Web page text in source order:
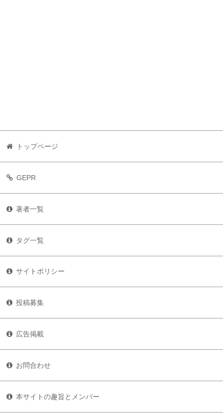
トップページ
GEPR
著者一覧
タグ一覧
サイトポリシー
投稿募集
広告掲載
お問合わせ
本サイトの趣旨とメンバー